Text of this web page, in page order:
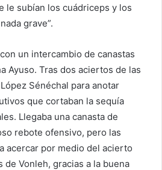
le subían los cuádriceps y los
grave”.
un intercambio de canastas
Ayuso. Tras dos aciertos de las
Sénéchal para anotar
que cortaban la sequía
Llegaba una canasta de
rebote ofensivo, pero las
acercar por medio del acierto
Vonleh, gracias a la buena